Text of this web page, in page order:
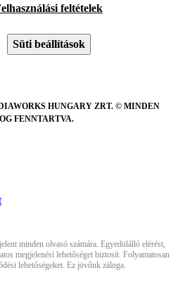
feltételek
Süti beállítások
HUNGARY ZRT. © MINDEN
FENNTARTVA.
minden olvasó számára. Egyedülálló elérést,
megjelenési lehetőséget biztosít. Folyamatosan
lehetőségeket. Ez jövőnk záloga.